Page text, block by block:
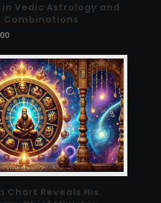
Vedic Astrology and
Combinations
Chart Reveals His